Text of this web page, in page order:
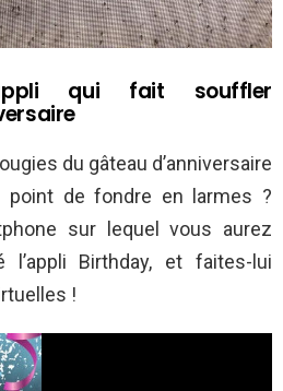
qui fait souffler
du gâteau d’anniversaire
de fondre en larmes ?
sur lequel vous aurez
l’appli Birthday, et faites-lui
!